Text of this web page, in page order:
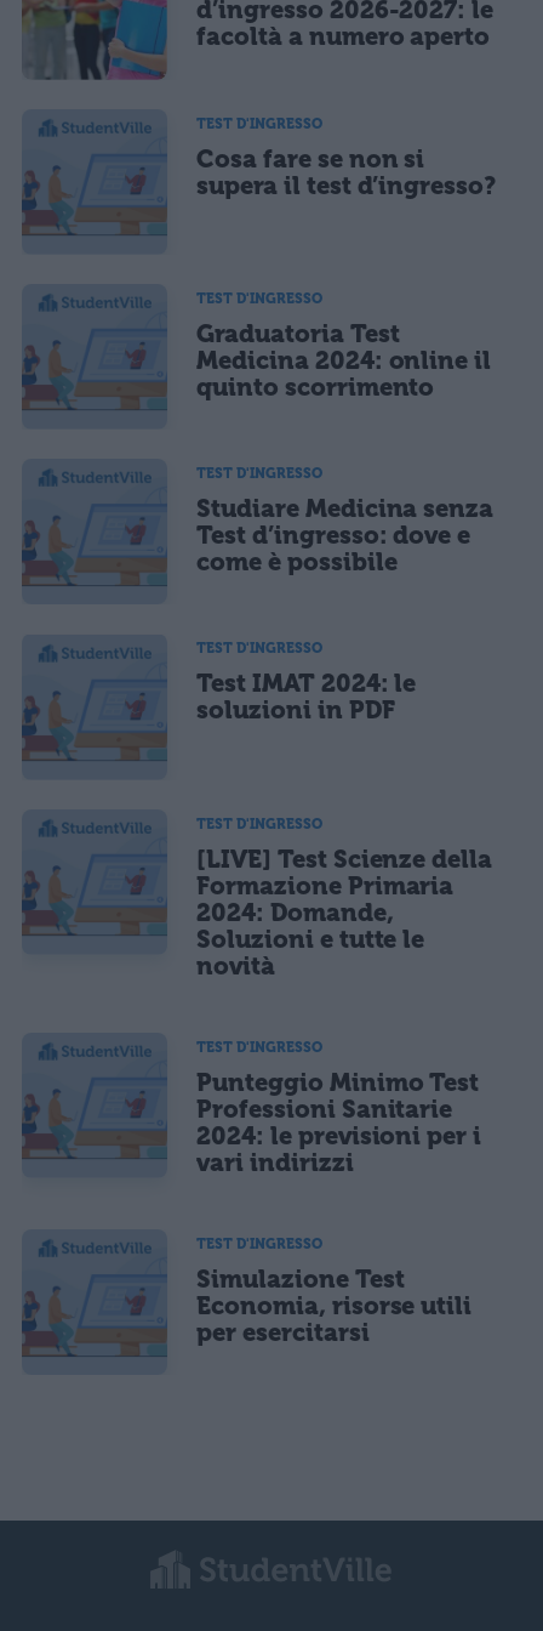
Acconsento all'uso dei miei dati da parte di terzi per finalità di
marketing diretto con modalità automatizzate o tradizionali
CONFERMA E PUBBLICAd’ingresso 2026-2027: le
facoltà a numero aperto
TEST D'INGRESSO
Cosa fare se non si
supera il test d’ingresso?
TEST D'INGRESSO
Graduatoria Test
Medicina 2024: online il
quinto scorrimento
TEST D'INGRESSO
Studiare Medicina senza
Test d’ingresso: dove e
come è possibile
TEST D'INGRESSO
Test IMAT 2024: le
soluzioni in PDF
TEST D'INGRESSO
[LIVE] Test Scienze della
Formazione Primaria
2024: Domande,
Soluzioni e tutte le
novità
TEST D'INGRESSO
Punteggio Minimo Test
Professioni Sanitarie
2024: le previsioni per i
vari indirizzi
TEST D'INGRESSO
Simulazione Test
Economia, risorse utili
per esercitarsi